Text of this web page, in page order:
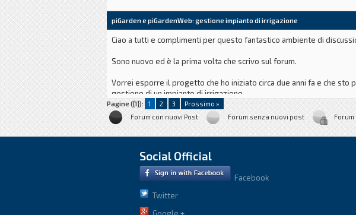
piGarden e piGardenWeb: gestione impianto di irrigazione
Ciao a tutti e complimenti per questo fantastico ambiente di
Sono nuovo ed è la prima volta che scrivo sul forum.
Vorrei esporre il progetto che ho iniziato circa due anni fa e che sto
gestione di un impianto di irrigazione.
Due anni fa ho iniziato a realizzare in impianto di irrigazione per il
Pagine ({1}): 1 2 3
Prossimo »
Forum con nuovi Post
Forum senza nuovi post
Social Official
Facebook
Twitter